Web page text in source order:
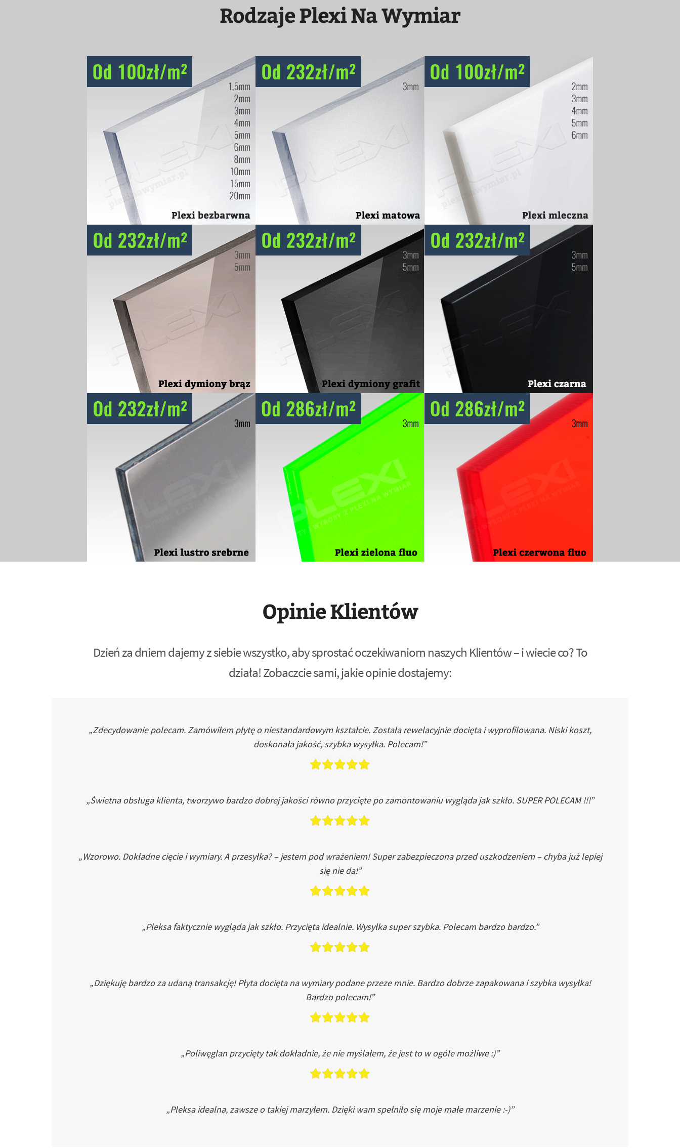
Rodzaje Plexi Na Wymiar
Opinie Klientów
Dzień za dniem dajemy z siebie wszystko, aby sprostać oczekiwaniom naszych Klientów – i wiecie co? To
działa! Zobaczcie sami, jakie opinie dostajemy:
„Zdecydowanie polecam. Zamówiłem płytę o niestandardowym kształcie. Została rewelacyjnie docięta i wyprofilowana. Niski koszt,
doskonała jakość, szybka wysyłka. Polecam!”
„Świetna obsługa klienta, tworzywo bardzo dobrej jakości równo przycięte po zamontowaniu wygląda jak szkło. SUPER POLECAM !!!”
„Wzorowo. Dokładne cięcie i wymiary. A przesyłka? – jestem pod wrażeniem! Super zabezpieczona przed uszkodzeniem – chyba już lepiej
się nie da!”
„Pleksa faktycznie wygląda jak szkło. Przycięta idealnie. Wysyłka super szybka. Polecam bardzo bardzo.”
„Dziękuję bardzo za udaną transakcję! Płyta docięta na wymiary podane przeze mnie. Bardzo dobrze zapakowana i szybka wysyłka!
Bardzo polecam!”
„Poliwęglan przycięty tak dokładnie, że nie myślałem, że jest to w ogóle możliwe :)”
„Pleksa idealna, zawsze o takiej marzyłem. Dzięki wam spełniło się moje małe marzenie :-)”